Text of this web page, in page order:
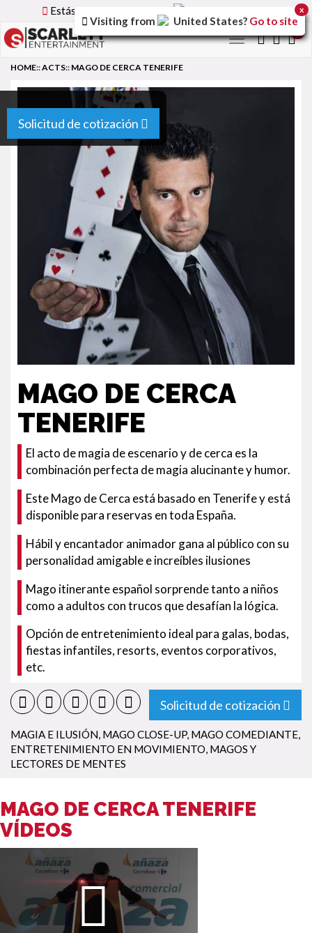
Estás utilizando la versión
Toggle
Solicitud de cotización
HOME::ACTS:: MAGO DE CERCA TENERIFE
MAGO DE CERCA
TENERIFE
El acto de magia de escenario y de cerca es la
combinación perfecta de magia alucinante y humor.
Este Mago de Cerca está basado en Tenerife y está
disponible para reservas en toda España.
Hábil y encantador animador gana al público con su
personalidad amigable e increíbles ilusiones
Mago itinerante español sorprende tanto a niños
como a adultos con trucos que desafían la lógica.
Opción de entretenimiento ideal para galas, bodas,
fiestas infantiles, resorts, eventos corporativos,
etc.
Solicitud de cotización
MAGIA E ILUSIÓN, MAGO CLOSE-UP, MAGO COMEDIANTE,
ENTRETENIMIENTO EN MOVIMIENTO, MAGOS Y
LECTORES DE MENTES
MAGO DE CERCA TENERIFE
VÍDEOS
Visiting from United States? Go to site
x